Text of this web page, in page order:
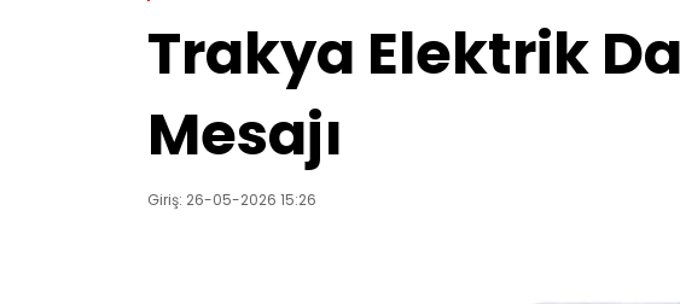
Trakya Elektrik
Mesajı
Giriş: 26-05-2026 15:26